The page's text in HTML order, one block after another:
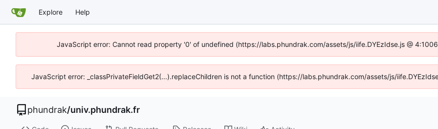
Explore Help
JavaScript error: Cannot read property '0' of undefined (https://labs.phundrak.com/assets/js/iife.DYEzIdse.js @
JavaScript error: _classPrivateFieldGet2(...).replaceChildren is not a function (https://labs.phundrak.com/assets/js/
phundrak/univ.phundrak.fr